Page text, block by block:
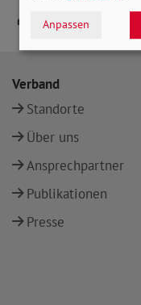
Verband
Standorte
Über uns
Ansprechpartner
Publikationen
Presse
Anpassen